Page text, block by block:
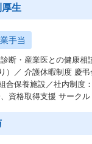
生
手当
断・産業医との健康相
）／ 介護休暇制度 慶
合保養施設／社内制度
資格取得支援 サーク